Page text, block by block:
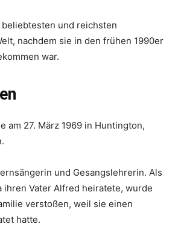
und reichsten
nachdem sie in den frühen 1990er
war.
am 27. März 1969 in Huntington,
und Gesangslehrerin. Als
ihren Vater Alfred heiratete, wurde
verstoßen, weil sie einen
hatte.